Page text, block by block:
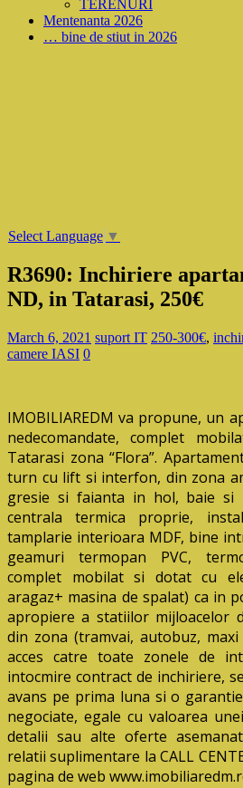
TERENURI
Mentenanta 2026
… bine de stiut in 2026
Select Language ▼
R3690: Inchiriere
ND, in Tatarasi, 250€
March 6, 2021 suport IT 250-300€,
camere IASI 0
IMOBILIAREDM va propune, un
nedecomandate, complet
Tatarasi zona “Flora”.
turn cu lift si interfon, din zona
gresie si faianta in hol, baie si
centrala termica proprie,
tamplarie interioara MDF, bine
geamuri termopan PVC,
complet mobilat si dotat cu
aragaz+ masina de spalat) ca in
apropiere a statiilor mijloacelor
din zona (tramvai, autobuz,
acces catre toate zonele de
intocmire contract de inchiriere,
avans pe prima luna si o
negociate, egale cu valoarea
detalii sau alte oferte
relatii suplimentare la CALL
pagina de web